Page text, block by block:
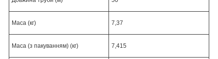
Маса (кг) 7,37
Маса (з пакуванням) (кг) 7,415